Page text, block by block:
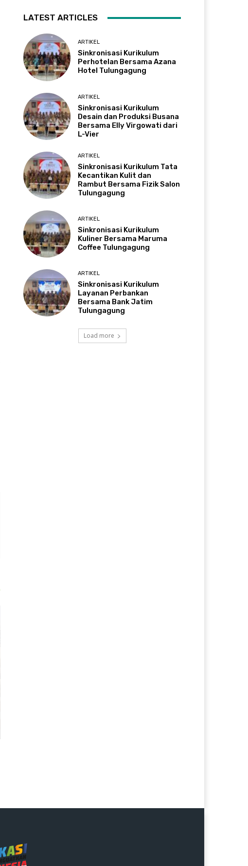
LATEST ARTICLES
ARTIKEL
Sinkronisasi Kurikulum
Perhotelan Bersama Azana
Hotel Tulungagung
ARTIKEL
Sinkronisasi Kurikulum
Desain dan Produksi Busana
Bersama Elly Virgowati dari
L-Vier
ARTIKEL
Sinkronisasi Kurikulum Tata
Kecantikan Kulit dan
Rambut Bersama Fizik Salon
Tulungagung
ARTIKEL
Sinkronisasi Kurikulum
Kuliner Bersama Maruma
Coffee Tulungagung
ARTIKEL
Sinkronisasi Kurikulum
Layanan Perbankan
Bersama Bank Jatim
Tulungagung
Load more